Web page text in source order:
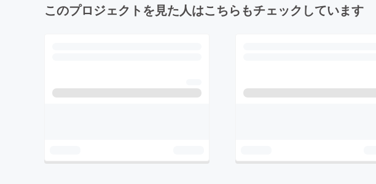
このプロジェクトを見た人はこちらもチェックしています